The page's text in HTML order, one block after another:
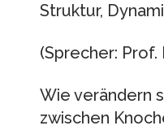
Struktur,
(Sprecher:
Wie verändern
zwischen